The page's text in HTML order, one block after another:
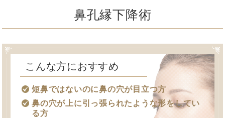
鼻孔縁下降術
こんな方におすすめ
短鼻ではないのに鼻の穴が目立つ方
鼻の穴が上に引っ張られたような形をしてい
る方